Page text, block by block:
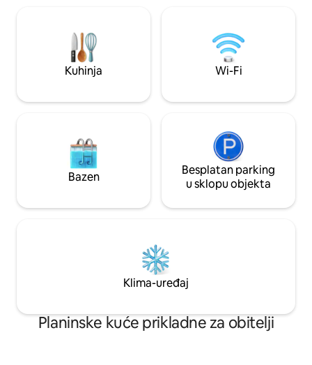
Ispred igrališta u vrtu valovito teče
potok. Boravišna pristojba isključiva!
Strasbourg.
Kuhinja Wi-Fi
Bazen
Besplatan parking
u sklopu objekta
Klima-uređaj
Planinske kuće prikladne za obitelji